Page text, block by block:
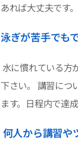
あれば大丈夫です。
泳ぎが苦手でも
水に慣れている方
下さい。 講習につ
ます。日程内で達
何人から講習や